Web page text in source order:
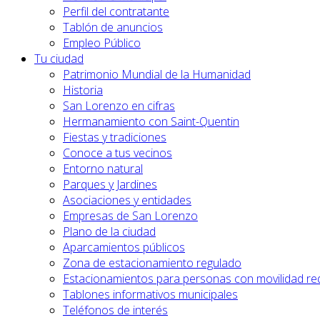
Perfil del contratante
Tablón de anuncios
Empleo Público
Tu ciudad
Patrimonio Mundial de la Humanidad
Historia
San Lorenzo en cifras
Hermanamiento con Saint-Quentin
Fiestas y tradiciones
Conoce a tus vecinos
Entorno natural
Parques y Jardines
Asociaciones y entidades
Empresas de San Lorenzo
Plano de la ciudad
Aparcamientos públicos
Zona de estacionamiento regulado
Estacionamientos para personas con movilidad
Tablones informativos municipales
Teléfonos de interés